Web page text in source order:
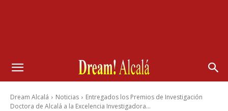
Dream Alcalá Noticias
Entregados los Premios de Investigación
Doctora de Alcalá a la Excelencia Investigadora...